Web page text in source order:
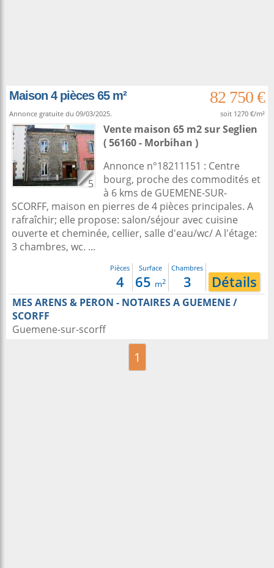
Maison 4 pièces 65 m² 82 750 €
Annonce gratuite du 09/03/2025. soit 1270 €/m²
5
Vente maison 65 m2surSeglien
( 56160 - Morbihan )
Annonce n°18211151 : Centre
bourg, proche des commodités et
à 6 kms de GUEMENE-SUR-
SCORFF, maison en pierres de 4 pièces principales. A
rafraîchir; elle propose: salon/séjour avec cuisine
ouverte et cheminée, cellier, salle d'eau/wc/ A l'étage:
3 chambres, wc. ...
Pièces
4
Surface
65 m2
Chambres
3 Détails
MES ARENS & PERON - NOTAIRES A GUEMENE /
SCORFF
Guemene-sur-scorff
1